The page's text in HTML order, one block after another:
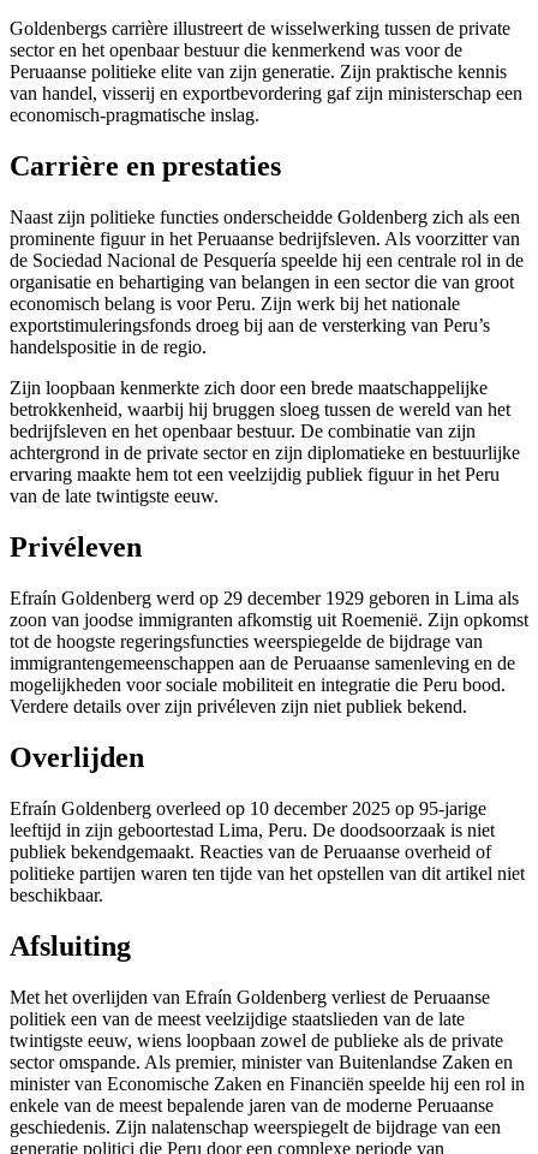
Goldenbergs carrière illustreert de wisselwerking tussen de private
sector en het openbaar bestuur die kenmerkend was voor de
Peruaanse politieke elite van zijn generatie. Zijn praktische kennis
van handel, visserij en exportbevordering gaf zijn ministerschap een
economisch-pragmatische inslag.
Carrière en prestaties
Naast zijn politieke functies onderscheidde Goldenberg zich als een
prominente figuur in het Peruaanse bedrijfsleven. Als voorzitter van
de Sociedad Nacional de Pesquería speelde hij een centrale rol in de
organisatie en behartiging van belangen in een sector die van groot
economisch belang is voor Peru. Zijn werk bij het nationale
exportstimuleringsfonds droeg bij aan de versterking van Peru’s
handelspositie in de regio.
Zijn loopbaan kenmerkte zich door een brede maatschappelijke
betrokkenheid, waarbij hij bruggen sloeg tussen de wereld van het
bedrijfsleven en het openbaar bestuur. De combinatie van zijn
achtergrond in de private sector en zijn diplomatieke en bestuurlijke
ervaring maakte hem tot een veelzijdig publiek figuur in het Peru
van de late twintigste eeuw.
Privéleven
Efraín Goldenberg werd op 29 december 1929 geboren in Lima als
zoon van joodse immigranten afkomstig uit Roemenië. Zijn opkomst
tot de hoogste regeringsfuncties weerspiegelde de bijdrage van
immigrantengemeenschappen aan de Peruaanse samenleving en de
mogelijkheden voor sociale mobiliteit en integratie die Peru bood.
Verdere details over zijn privéleven zijn niet publiek bekend.
Overlijden
Efraín Goldenberg overleed op 10 december 2025 op 95-jarige
leeftijd in zijn geboortestad Lima, Peru. De doodsoorzaak is niet
publiek bekendgemaakt. Reacties van de Peruaanse overheid of
politieke partijen waren ten tijde van het opstellen van dit artikel niet
beschikbaar.
Afsluiting
Met het overlijden van Efraín Goldenberg verliest de Peruaanse
politiek een van de meest veelzijdige staatslieden van de late
twintigste eeuw, wiens loopbaan zowel de publieke als de private
sector omspande. Als premier, minister van Buitenlandse Zaken en
minister van Economische Zaken en Financiën speelde hij een rol in
enkele van de meest bepalende jaren van de moderne Peruaanse
geschiedenis. Zijn nalatenschap weerspiegelt de bijdrage van een
generatie politici die Peru door een complexe periode van